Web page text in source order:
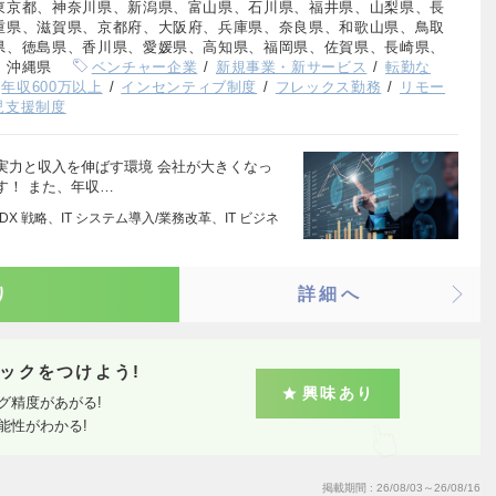
都、神奈川県、新潟県、富山県、石川県、福井県、山梨県、長
、滋賀県、京都府、大阪府、兵庫県、奈良県、和歌山県、鳥取
徳島県、香川県、愛媛県、高知県、福岡県、佐賀県、長崎県、
沖縄県
ベンチャー企業 新規事業・新サービス
転勤な
年収600万以上
インセンティブ制度 フレックス勤務
リモー
支援制度
と収入を伸ばす環境 会社が大きくなっ
！ また、年収…
戦略、IT システム導入/業務改革、IT ビジネ
詳細へ
クをつけよう!
精度があがる!
性がわかる!
興味あり
掲載期間 26/08/03～26/08/16